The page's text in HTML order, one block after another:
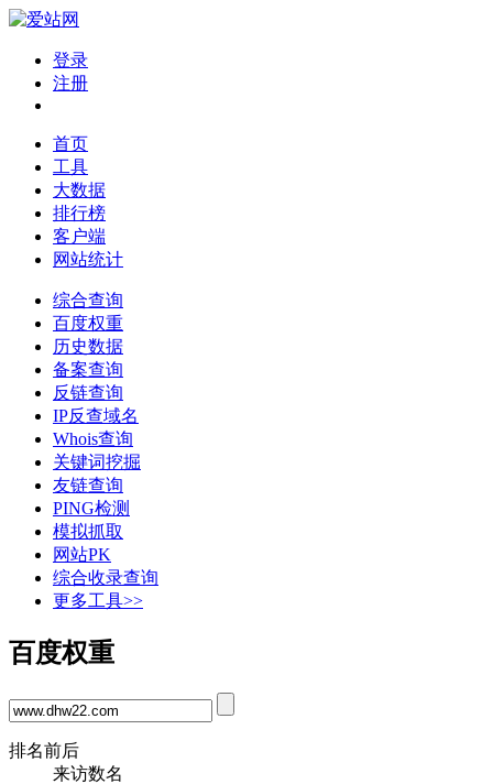
登录
注册
首页
工具
大数据
排行榜
客户端
网站统计
综合查询
百度权重
历史数据
备案查询
反链查询
IP反查域名
Whois查询
关键词挖掘
友链查询
PING检测
模拟抓取
网站PK
综合收录查询
更多工具>>
百度权重
排名前后
来访数名